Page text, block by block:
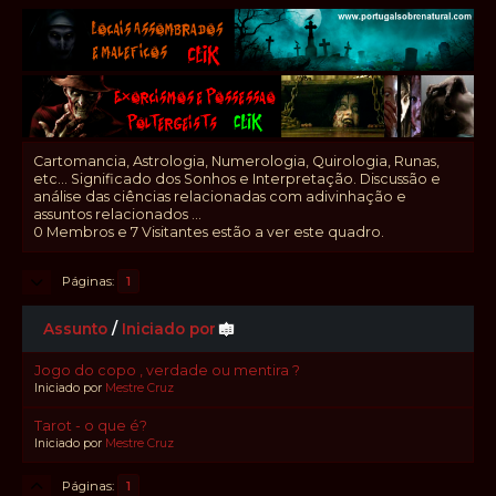
Cartomancia, Astrologia, Numerologia, Quirologia, Runas,
etc... Significado dos Sonhos e Interpretação. Discussão e
análise das ciências relacionadas com adivinhação e
assuntos relacionados ...
0 Membros e 7 Visitantes estão a ver este quadro.
Páginas 1
Assunto / Iniciado por
Jogo do copo , verdade ou mentira ?
Iniciado por Mestre Cruz
Tarot - o que é?
Iniciado por Mestre Cruz
Páginas 1